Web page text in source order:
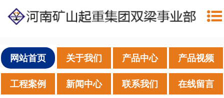
网站首页 关于我们 产品中心 产品视频
工程案例 新闻中心 联系我们 在线留言